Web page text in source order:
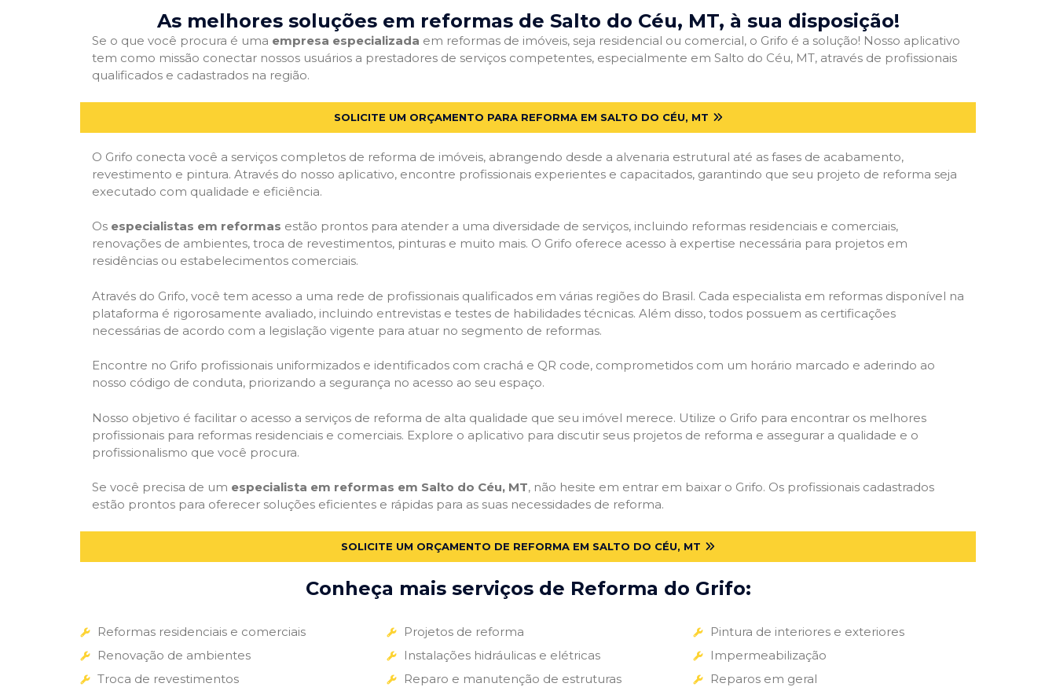
As melhores soluções em reformas de Salto do Céu, MT, à sua disposição!
Se o que você procura é uma empresa especializada em reformas de imóveis, seja residencial ou comercial, o Grifo é a solução! Nosso aplicativo
tem como missão conectar nossos usuários a prestadores de serviços competentes, especialmente em Salto do Céu, MT, através de profissionais
qualificados e cadastrados na região.
SOLICITE UM ORÇAMENTO PARA REFORMA EM SALTO DO CÉU, MT
O Grifo conecta você a serviços completos de reforma de imóveis, abrangendo desde a alvenaria estrutural até as fases de acabamento,
revestimento e pintura. Através do nosso aplicativo, encontre profissionais experientes e capacitados, garantindo que seu projeto de reforma seja
executado com qualidade e eficiência.
Os especialistas em reformas estão prontos para atender a uma diversidade de serviços, incluindo reformas residenciais e comerciais,
renovações de ambientes, troca de revestimentos, pinturas e muito mais. O Grifo oferece acesso à expertise necessária para projetos em
residências ou estabelecimentos comerciais.
Através do Grifo, você tem acesso a uma rede de profissionais qualificados em várias regiões do Brasil. Cada especialista em reformas disponível na
plataforma é rigorosamente avaliado, incluindo entrevistas e testes de habilidades técnicas. Além disso, todos possuem as certificações
necessárias de acordo com a legislação vigente para atuar no segmento de reformas.
Encontre no Grifo profissionais uniformizados e identificados com crachá e QR code, comprometidos com um horário marcado e aderindo ao
nosso código de conduta, priorizando a segurança no acesso ao seu espaço.
Nosso objetivo é facilitar o acesso a serviços de reforma de alta qualidade que seu imóvel merece. Utilize o Grifo para encontrar os melhores
profissionais para reformas residenciais e comerciais. Explore o aplicativo para discutir seus projetos de reforma e assegurar a qualidade e o
profissionalismo que você procura.
Se você precisa de um especialista em reformas em Salto do Céu, MT, não hesite em entrar em baixar o Grifo. Os profissionais cadastrados
estão prontos para oferecer soluções eficientes e rápidas para as suas necessidades de reforma.
SOLICITE UM ORÇAMENTO DE REFORMA EM SALTO DO CÉU, MT
Conheça mais serviços de Reforma do Grifo:
Reformas residenciais e comerciais
Renovação de ambientes
Troca de revestimentos
Projetos de reforma
Instalações hidráulicas e elétricas
Reparo e manutenção de estruturas
Pintura de interiores e exteriores
Impermeabilização
Reparos em geral